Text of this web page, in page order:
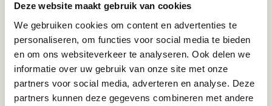
Deze website maakt gebruik van cookies
We gebruiken cookies om content en advertenties te
personaliseren, om functies voor social media te bieden
en om ons websiteverkeer te analyseren. Ook delen we
informatie over uw gebruik van onze site met onze
partners voor social media, adverteren en analyse. Deze
partners kunnen deze gegevens combineren met andere
Dit
product
heeft
meerdere
variaties.
Deze
optie
Dit
heeft
meerdere
variaties.
Deze
optie